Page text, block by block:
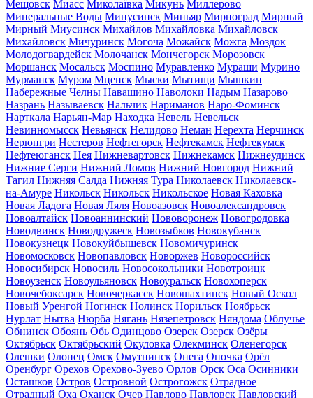
Мещовск Миасс Миколаївка Микунь Миллерово
Минеральные Воды Минусинск Миньяр Мирноград Мирный
Мирный Миусинск Михайлов Михайловка Михайловск
Михайловск Мичуринск Могоча Можайск Можга Моздок
Молодогвардейск Молочанск Мончегорск Морозовск
Моршанск Мосальск Моспино Муравленко Мураши Мурино
Мурманск Муром Мценск Мыски Мытищи Мышкин
Набережные Челны Навашино Наволоки Надым Назарово
Назрань Называевск Нальчик Нариманов Наро-Фоминск
Нарткала Нарьян-Мар Находка Невель Невельск
Невинномысск Невьянск Нелидово Неман Нерехта Нерчинск
Нерюнгри Нестеров Нефтегорск Нефтекамск Нефтекумск
Нефтеюганск Нея Нижневартовск Нижнекамск Нижнеудинск
Нижние Серги Нижний Ломов Нижний Новгород Нижний
Тагил Нижняя Салда Нижняя Тура Николаевск Николаевск-
на-Амуре Никольск Никольск Никольское Новая Каховка
Новая Ладога Новая Ляля Новоазовск Новоалександровск
Новоалтайск Новоаннинский Нововоронеж Новогродовка
Новодвинск Новодружеск Новозыбков Новокубанск
Новокузнецк Новокуйбышевск Новомичуринск
Новомосковск Новопавловск Новоржев Новороссийск
Новосибирск Новосиль Новосокольники Новотроицк
Новоузенск Новоульяновск Новоуральск Новохоперск
Новочебоксарск Новочеркасск Новошахтинск Новый Оскол
Новый Уренгой Ногинск Нолинск Норильск Ноябрьск
Нурлат Нытва Нюрба Нягань Нязепетровск Няндома Облучье
Обнинск Обоянь Обь Одинцово Озерск Озерск Озёры
Октябрьск Октябрьский Окуловка Олекминск Оленегорск
Олешки Олонец Омск Омутнинск Онега Опочка Орёл
Оренбург Орехов Орехово-Зуево Орлов Орск Оса Осинники
Осташков Остров Островной Острогожск Отрадное
Отрадный Оха Оханск Очер Павлово Павловск Павловский